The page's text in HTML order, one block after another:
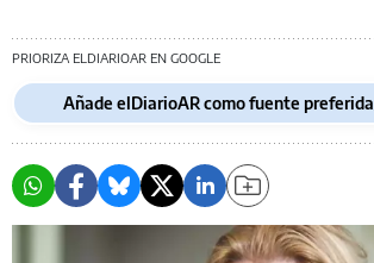
PRIORIZA ELDIARIOAR EN GOOGLE
Añade elDiarioAR como fuente preferida